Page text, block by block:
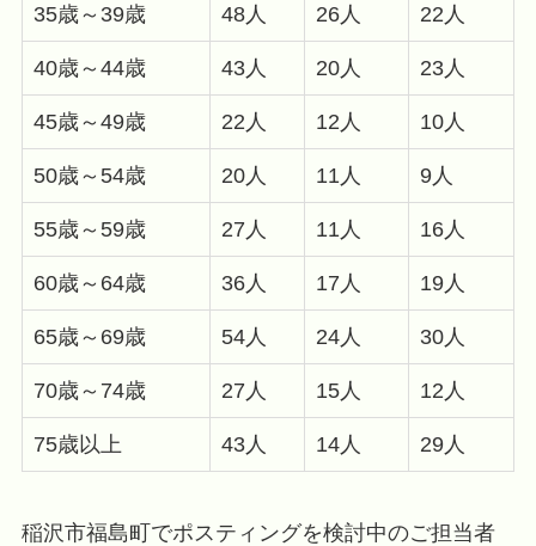
35歳～39歳 48人 26人 22人
40歳～44歳 43人 20人 23人
45歳～49歳 22人 12人 10人
50歳～54歳 20人 11人 9人
55歳～59歳 27人 11人 16人
60歳～64歳 36人 17人 19人
65歳～69歳 54人 24人 30人
70歳～74歳 27人 15人 12人
75歳以上 43人 14人 29人
稲沢市福島町でポスティングを検討中のご担当者